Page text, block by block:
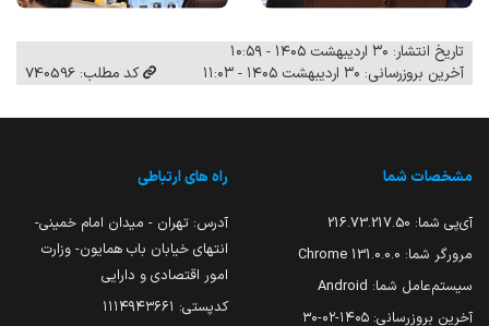
تاریخ انتشار: ۳۰ اردیبهشت ۱۴۰۵ - ۱۰:۵۹
آخرین بروزرسانی: ۳۰ اردیبهشت ۱۴۰۵ - ۱۱:۰۳
کد مطلب: 740596
مشخصات شما
آی‌پی شما: 216.73.217.50
مرورگر شما: 131.0.0.0 Chrome
سیستم‌عامل شما: Android
آخرین بروزرسانی: ۱۴۰۵-۰۲-۳۰
راه های ارتباطی
آدرس: تهران - میدان امام خمینی-
انتهای خیابان باب همایون- وزارت
امور اقتصادی و دارایی
کدپستی: ۱۱۱۴۹۴۳۶۶۱